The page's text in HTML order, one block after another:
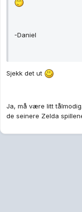
-Daniel
Sjekk det ut
Ja, må være litt
de seinere Zelda